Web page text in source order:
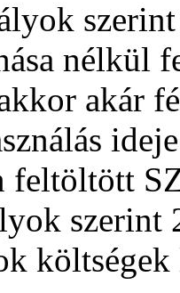
nélkül
akár
feltöltött